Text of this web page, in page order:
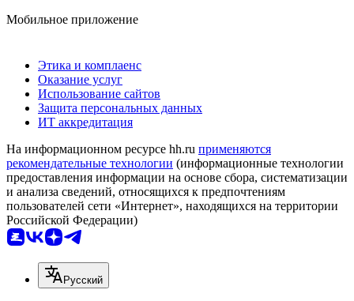
Мобильное приложение
Этика и комплаенс
Оказание услуг
Использование сайтов
Защита персональных данных
ИТ аккредитация
На информационном ресурсе hh.ru применяются
рекомендательные технологии (информационные технологии
предоставления информации на основе сбора, систематизации
и анализа сведений, относящихся к предпочтениям
пользователей сети «Интернет», находящихся на территории
Российской Федерации)
Русский